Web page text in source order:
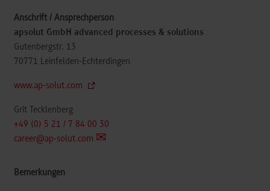
apsolut GmbH advanced processes & solutions
Gutenbergstr. 13
70771 Leinfelden-Echterdingen
www.ap-solut.com
Grit Tecklenberg
+49 (0) 5 21 / 7 84 00 30
career@ap-solut.com